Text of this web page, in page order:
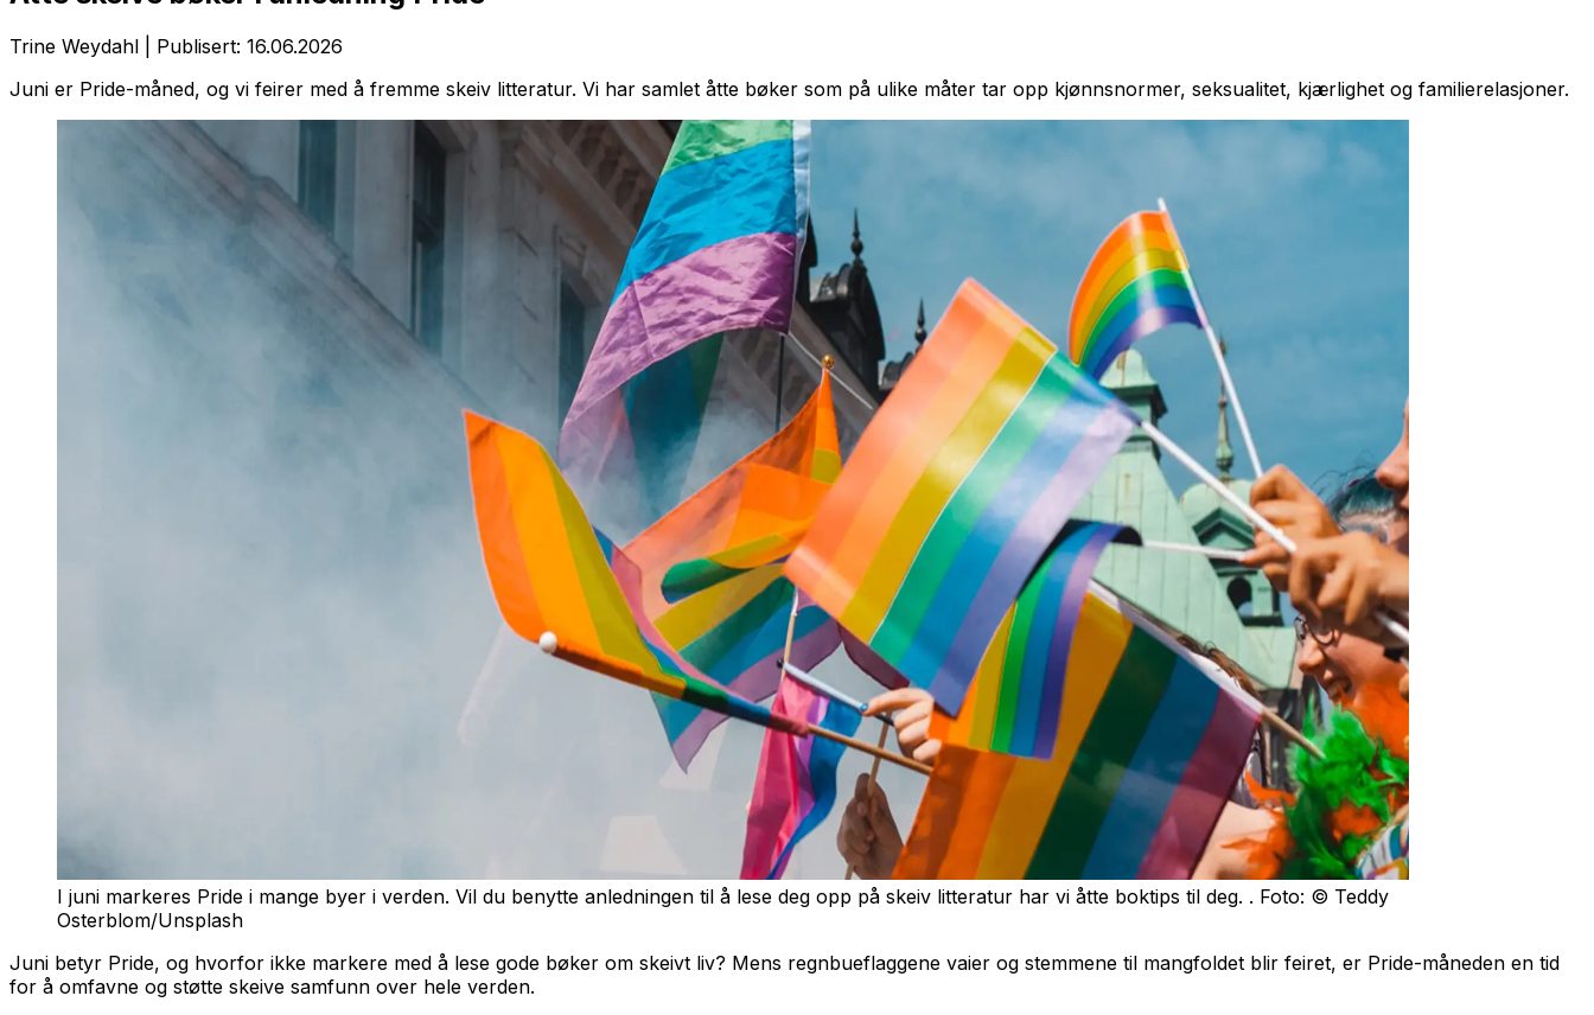
Trine Weydahl
Publisert: 16.06.2026
Juni er Pride-måned, og vi feirer med å fremme skeiv litteratur. Vi har samlet åtte bøker som på ulike måter tar opp kjønnsnormer, seksualitet, kjærlighet og familierelasjoner.
I juni markeres Pride i mange byer i verden. Vil du benytte anledningen til å lese deg opp på skeiv litteratur har vi åtte boktips til deg. . Foto: © Teddy
Osterblom/Unsplash
Juni betyr Pride, og hvorfor ikke markere med å lese gode bøker om skeivt liv? Mens regnbueflaggene vaier og stemmene til mangfoldet blir feiret, er Pride-måneden en tid
for å omfavne og støtte skeive samfunn over hele verden.